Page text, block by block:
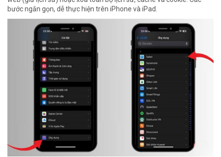
bước ngắn gọn, dễ thực hiện trên iPhone và iPad.